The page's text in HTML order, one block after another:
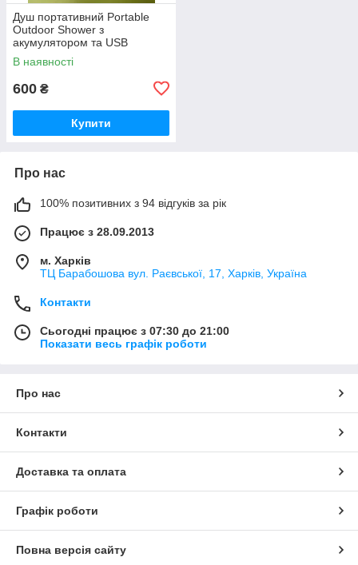
Душ портативний Portable
Outdoor Shower з
акумулятором та USB
зарядкою
В наявності
600 ₴
Купити
Про нас
100% позитивних з 94 відгуків за рік
Працює з 28.09.2013
м. Харків
ТЦ Барабошова вул. Раєвської, 17, Харків, Україна
Контакти
Сьогодні працює з 07:30 до 21:00
Показати весь графік роботи
Про нас
Контакти
Доставка та оплата
Графік роботи
Повна версія сайту